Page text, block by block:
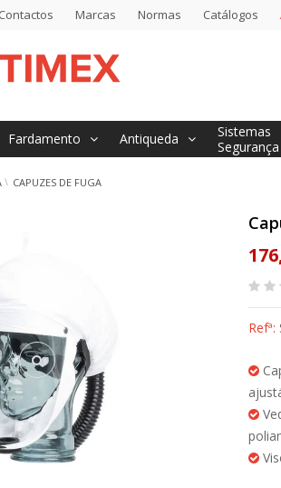
Contactos Marcas Normas Catálogos
Fardamento Antiqueda
Sistemas
Segurança
CAPUZES DE FUGA
Refª: